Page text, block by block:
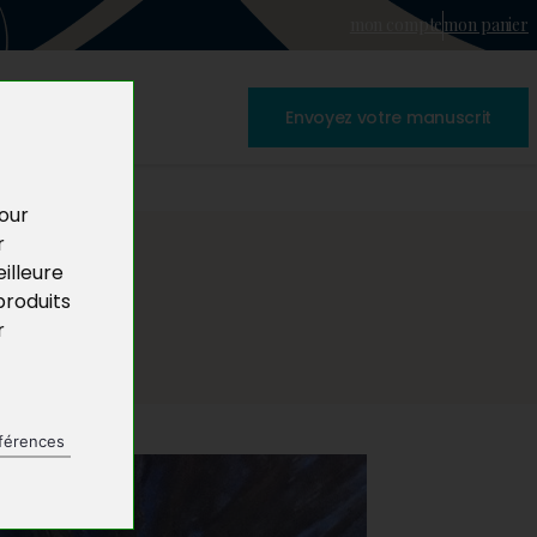
mon comptemon panier
Envoyez votre manuscrit